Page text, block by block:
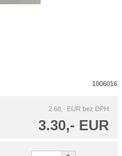
1006016
2.68,- EUR bez DPH
3.30,- EUR